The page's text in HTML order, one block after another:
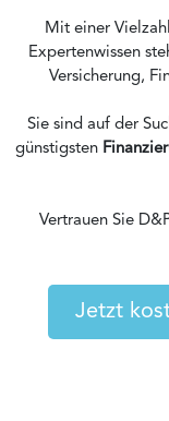
Mit einer
Expertenwissen
Versicherung,
Sie sind auf der
günstigsten
Vertrauen Sie
Jetzt